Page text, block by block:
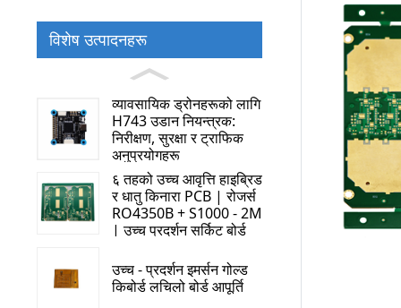
विशेष उत्पादनहरू
व्यावसायिक ड्रोनहरूको लागि
H743 उडान नियन्त्रक:
निरीक्षण, सुरक्षा र ट्राफिक
अनुप्रयोगहरू
६ तहको उच्च आवृत्ति हाइब्रिड
र धातु किनारा PCB | रोजर्स
RO4350B + S1000 - 2M
| उच्च प्रदर्शन सर्किट बोर्ड
उच्च - प्रदर्शन इमर्सन गोल्ड
किबोर्ड लचिलो बोर्ड आपूर्ति
४. IoT र स्मार्ट उपकरणहरू
५. आरएफ पावर एम्पलीफायर र उच्च-शक्ति ट्रान्समिटरहरू
६. उच्च गतिको कम्प्युटिङ र डाटा केन्द्रहरू